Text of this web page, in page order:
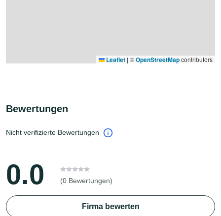
Leaflet | ©OpenStreetMapcontributors
Bewertungen
Nicht verifizierte Bewertungen
0.0 (0 Bewertungen)
Firma bewerten